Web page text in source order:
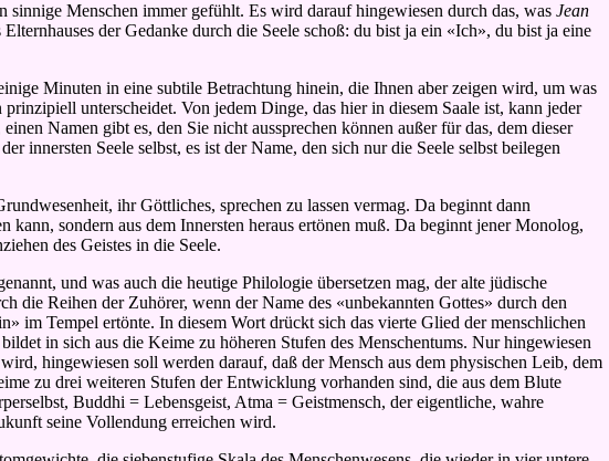
sinnige Menschen immer gefühlt. Es wird darauf hingewiesen durch das, was Jean
der Gedanke durch die Seele schoß: du bist ja ein «Ich», du bist ja eine
Minuten in eine subtile Betrachtung hinein, die Ihnen aber zeigen wird, um was
unterscheidet. Von jedem Dinge, das hier in diesem Saale ist, kann jeder
Namen gibt es, den Sie nicht aussprechen können außer für das, dem dieser
innersten Seele selbst, es ist der Name, den sich nur die Seele selbst beilegen
ihr Göttliches, sprechen zu lassen vermag. Da beginnt dann
sondern aus dem Innersten heraus ertönen muß. Da beginnt jener Monolog,
des Geistes in die Seele.
und was auch die heutige Philologie übersetzen mag, der alte jüdische
die Reihen der Zuhörer, wenn der Name des «unbekannten Gottes» durch den
im Tempel ertönte. In diesem Wort drückt sich das vierte Glied der menschlichen
in sich aus die Keime zu höheren Stufen des Menschentums. Nur hingewiesen
hingewiesen soll werden darauf, daß der Mensch aus dem physischen Leib, dem
zu drei weiteren Stufen der Entwicklung vorhanden sind, die aus dem Blute
Buddhi = Lebensgeist, Atma = Geistmensch, der eigentliche, wahre
seine Vollendung erreichen wird.